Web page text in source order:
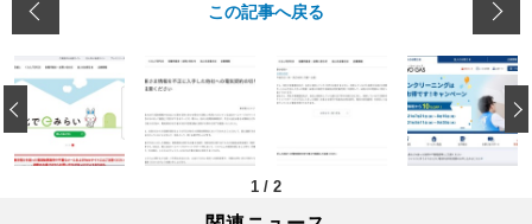
この記事へ戻る
1 / 2
‹